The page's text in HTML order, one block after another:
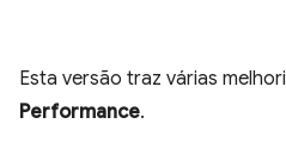
Esta versão traz várias
Performance.